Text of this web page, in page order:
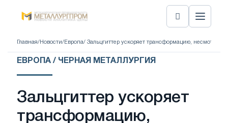
Главная/ Новости/ Европа/ Зальцгиттер ускоряет трансформацию, несмотря
ЕВРОПА / ЧЕРНАЯ МЕТАЛЛУРГИЯ
Зальцгиттер ускоряет
трансформацию,